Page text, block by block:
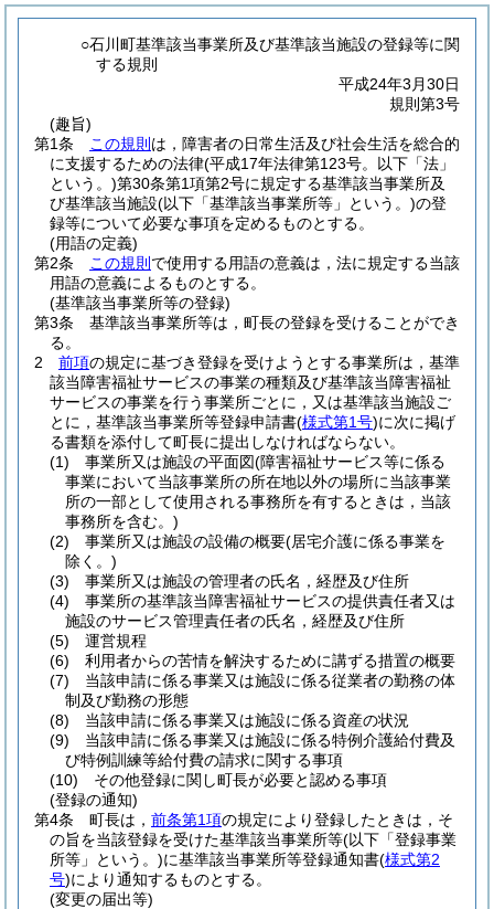
○石川町基準該当事業所及び基準該当施設の登録等に関
する規則
平成24年3月30日
規則第3号
(趣旨)
第1条
この規則 は，障害者の日常生活及び社会生活を総合的
に支援するための法律(平成17年法律第123号。以下「法」
という。)第30条第1項第2号に規定する基準該当事業所及
び基準該当施設(以下「基準該当事業所等」という。)の登
録等について必要な事項を定めるものとする。
(用語の定義)
第2条
この規則 で使用する用語の意義は，法に規定する当該
用語の意義によるものとする。
(基準該当事業所等の登録)
第3条
基準該当事業所等は，町長の登録を受けることができ
る。
2
前項の規定に基づき登録を受けようとする事業所は，基準
該当障害福祉サービスの事業の種類及び基準該当障害福祉
サービスの事業を行う事業所ごとに，又は基準該当施設ご
とに，基準該当事業所等登録申請書(様式第1号)に次に掲げ
る書類を添付して町長に提出しなければならない。
(1)
事業所又は施設の平面図(障害福祉サービス等に係る
事業において当該事業所の所在地以外の場所に当該事業
所の一部として使用される事務所を有するときは，当該
事務所を含む。)
(2)
事業所又は施設の設備の概要(居宅介護に係る事業を
除く。)
(3)
事業所又は施設の管理者の氏名，経歴及び住所
(4)
事業所の基準該当障害福祉サービスの提供責任者又は
施設のサービス管理責任者の氏名，経歴及び住所
(5)
運営規程
(6)
利用者からの苦情を解決するために講ずる措置の概要
(7)
当該申請に係る事業又は施設に係る従業者の勤務の体
制及び勤務の形態
(8)
当該申請に係る事業又は施設に係る資産の状況
(9)
当該申請に係る事業又は施設に係る特例介護給付費及
び特例訓練等給付費の請求に関する事項
(10)
その他登録に関し町長が必要と認める事項
(登録の通知)
第4条
町長は， 前条第1項の規定により登録したときは，そ
の旨を当該登録を受けた基準該当事業所等(以下「登録事業
所等」という。)に基準該当事業所等登録通知書(様式第2
号)により通知するものとする。
(変更の届出等)